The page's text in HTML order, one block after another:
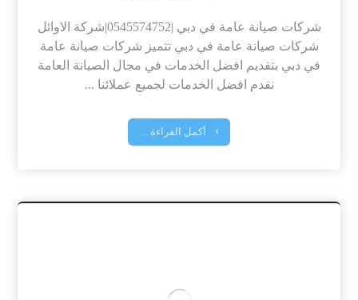
شركات صيانة عامة في دبي |0545574752|شركة الاوائل
شركات صيانة عامة في دبي تتميز شركات صيانة عامة
في دبي بتقديم افضل الخدمات في مجال الصيانة العامة
نقدم افضل الخدمات لجميع عملائنا ...
أكمل القراءة ...